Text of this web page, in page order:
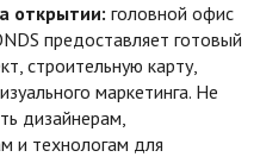
открытии: головной офис
предоставляет готовый
строительную карту,
маркетинга. Не
дизайнерам,
и технологам для